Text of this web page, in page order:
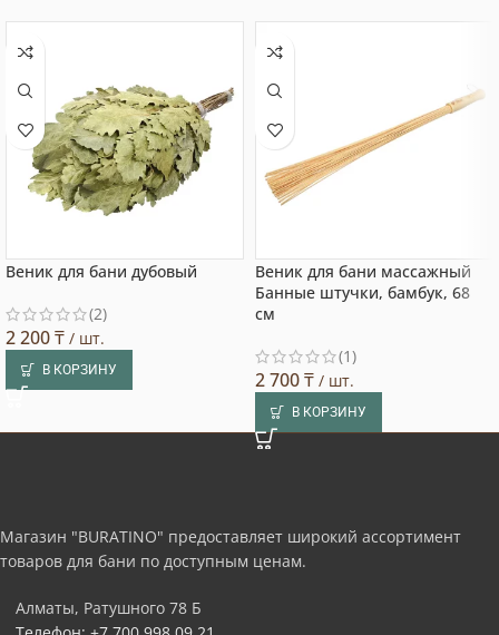
Веник для бани дубовый
(2)
2 200₸ / шт.
В КОРЗИНУ
Веник для бани массажный
Банные штучки, бамбук, 68
см
(1)
2 700₸ / шт.
В КОРЗИНУ
Магазин "BURATINO" предоставляет широкий ассортимент
товаров для бани по доступным ценам.
Алматы, Ратушного 78 Б